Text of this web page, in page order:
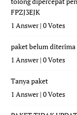
FPZJ3EJK
1 Answer|0 Votes
paket belum diterima
1 Answer|0 Votes
Tanya paket
1 Answer|0 Votes